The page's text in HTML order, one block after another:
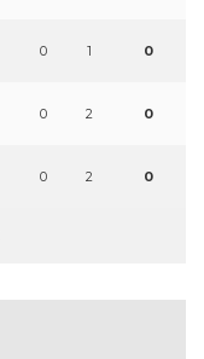
0 1 0
0 2 0
0 2 0